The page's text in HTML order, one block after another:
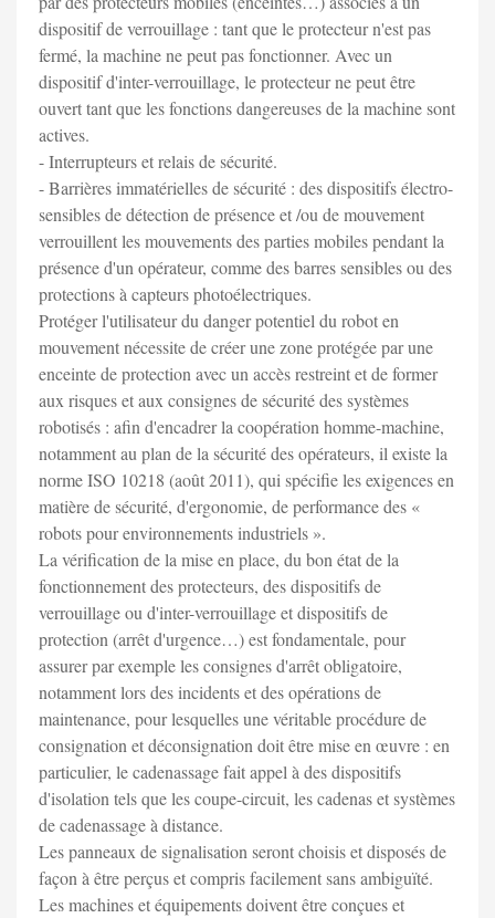
dispositif de verrouillage : tant que le protecteur n'est pas
fermé, la machine ne peut pas fonctionner. Avec un
dispositif d'inter-verrouillage, le protecteur ne peut être
ouvert tant que les fonctions dangereuses de la machine sont
actives.
- Interrupteurs et relais de sécurité.
- Barrières immatérielles de sécurité : des dispositifs électro-
sensibles de détection de présence et /ou de mouvement
verrouillent les mouvements des parties mobiles pendant la
présence d'un opérateur, comme des barres sensibles ou des
protections à capteurs photoélectriques.
Protéger l'utilisateur du danger potentiel du robot en
mouvement nécessite de créer une zone protégée par une
enceinte de protection avec un accès restreint et de former
aux risques et aux consignes de sécurité des systèmes
robotisés : afin d'encadrer la coopération homme-machine,
notamment au plan de la sécurité des opérateurs, il existe la
norme ISO 10218 (août 2011), qui spécifie les exigences en
matière de sécurité, d'ergonomie, de performance des «
robots pour environnements industriels ».
La vérification de la mise en place, du bon état de la
fonctionnement des protecteurs, des dispositifs de
verrouillage ou d'inter-verrouillage et dispositifs de
protection (arrêt d'urgence…) est fondamentale, pour
assurer par exemple les consignes d'arrêt obligatoire,
notamment lors des incidents et des opérations de
maintenance, pour lesquelles une véritable procédure de
consignation et déconsignation doit être mise en œuvre : en
particulier, le cadenassage fait appel à des dispositifs
d'isolation tels que les coupe-circuit, les cadenas et systèmes
de cadenassage à distance.
Les panneaux de signalisation seront choisis et disposés de
façon à être perçus et compris facilement sans ambiguïté.
Les machines et équipements doivent être conçues et